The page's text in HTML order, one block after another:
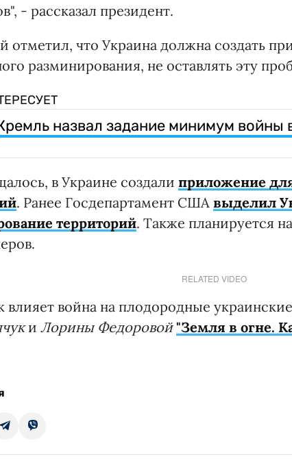
- рассказал президент.
отметил, что Украина должна создать
разминирования, не оставлять эту
назвал задание минимум войны
в Украине создали приложение
. Ранее Госдепартамент США выделил
территорий. Также планируется
RELATED VIDEO
влияет война на плодородные
и Лорины Федоровой "Земля в огне.